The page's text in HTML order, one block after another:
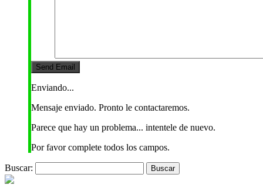
Enviando...
Mensaje enviado. Pronto le contactaremos.
Parece que hay un problema... intentele de nuevo.
Por favor complete todos los campos.
Buscar: